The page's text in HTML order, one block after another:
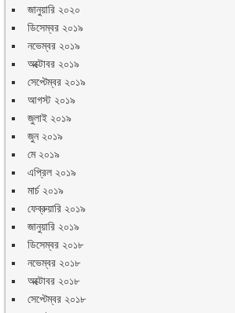
জানুয়ারি ২০২০
ডিসেম্বর ২০১৯
নভেম্বর ২০১৯
অক্টোবর ২০১৯
সেপ্টেম্বর ২০১৯
আগস্ট ২০১৯
জুলাই ২০১৯
জুন ২০১৯
মে ২০১৯
এপ্রিল ২০১৯
মার্চ ২০১৯
ফেব্রুয়ারি ২০১৯
জানুয়ারি ২০১৯
ডিসেম্বর ২০১৮
নভেম্বর ২০১৮
অক্টোবর ২০১৮
সেপ্টেম্বর ২০১৮